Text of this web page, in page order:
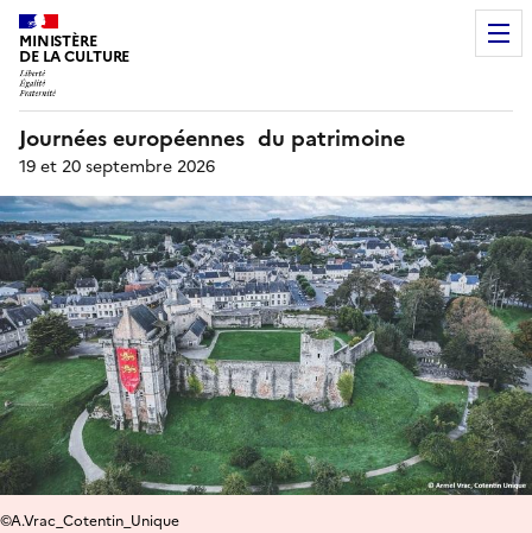
MINISTÈRE
DE LA CULTURE
Journées européennes du patrimoine
19 et 20 septembre 2026
©A.Vrac_Cotentin_Unique